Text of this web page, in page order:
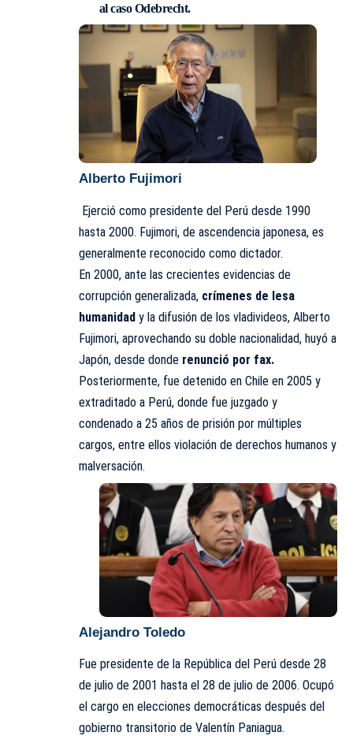
al caso Odebrecht.
Alberto Fujimori
Ejerció como presidente del Perú desde 1990
hasta 2000. Fujimori, de ascendencia japonesa, es
generalmente reconocido como dictador.
En 2000, ante las crecientes evidencias de
corrupción generalizada, crímenes de lesa
humanidad y la difusión de los vladivideos, Alberto
Fujimori, aprovechando su doble nacionalidad, huyó a
Japón, desde donde renunció por fax.
Posteriormente, fue detenido en Chile en 2005 y
extraditado a Perú, donde fue juzgado y
condenado a 25 años de prisión por múltiples
cargos, entre ellos violación de derechos humanos y
malversación.
Alejandro Toledo
Fue presidente de la República del Perú desde 28
de julio de 2001 hasta el 28 de julio de 2006. Ocupó
el cargo en elecciones democráticas después del
gobierno transitorio de Valentín Paniagua.